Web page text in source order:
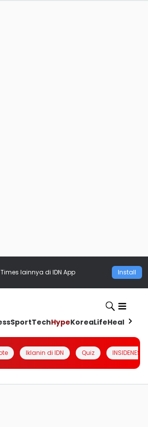
Times lainnya di IDN App Install
SportTechHypeKoreaLifeHealth
Iklanin di IDN Quiz INSIDENESIA